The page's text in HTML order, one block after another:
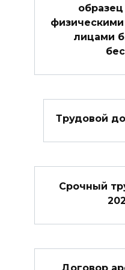
лицами
Трудовой
Cрочный
Договор